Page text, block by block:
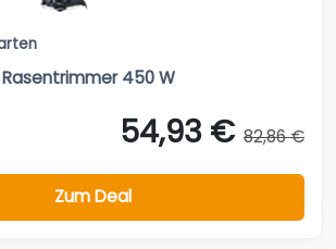
Rasentrimmer 450 W
54,93 € 82,86 €
Zum Deal